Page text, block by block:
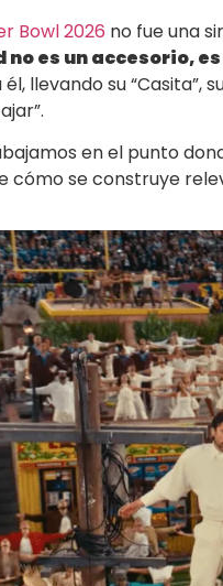
Bowl 2026 no fue una
no es un accesorio,
llevando su
en el punto
se construye